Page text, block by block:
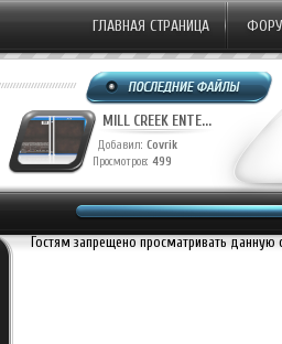
ГЛАВНАЯ СТРАНИЦА
MILL CREEK ENTE...
Добавил: Covrik
Просмотров: 499
Гостям запрещено просматривать данную